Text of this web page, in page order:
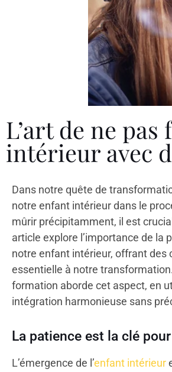
L’art de ne
intérieur avec
Dans notre quête de
notre enfant intérieur dans le
mûrir précipitamment, il est
article explore l’importance de la
notre enfant intérieur, offrant
essentielle à notre
formation aborde cet aspect, en
intégration harmonieuse sans
La patience est la clé
L’émergence de l’enfant intérieur